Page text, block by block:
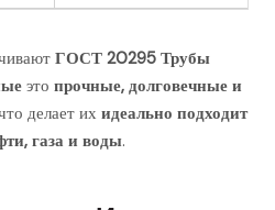
ГОСТ 20295 Трубы
это прочные, долговечные и
делает их идеально подходит
газа и воды.